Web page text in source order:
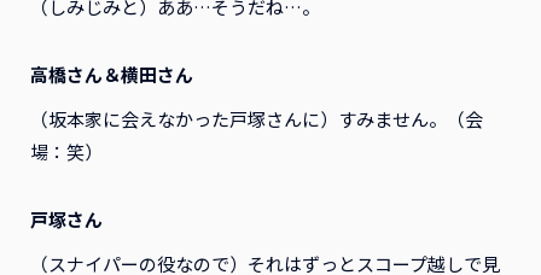
（しみじみと）ああ…そうだね…。
高橋さん＆横田さん
（坂本家に会えなかった戸塚さんに）すみません。（会
場：笑）
戸塚さん
（スナイパーの役なので）それはずっとスコープ越しで見